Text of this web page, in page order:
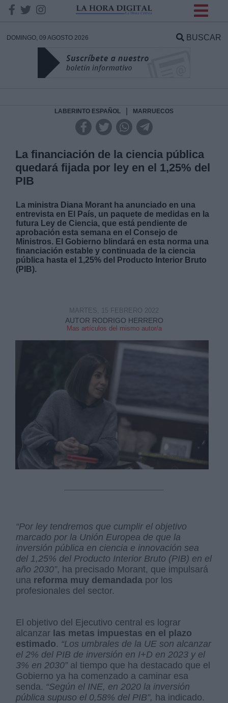
DOMINGO, 09 AGOSTO 2026 BUSCAR
LABERINTO ESPAÑOL MARRUECOS
La financiación de la ciencia pública
quedará fijada por ley en el 1,25% del
PIB
La ministra Diana Morant ha anunciado en una
entrevista en El País, un paquete de medidas en la
futura Ley de Ciencia, que está pendiente de
aprobación esta semana en el Consejo de
Ministros. El Gobierno blindará en esta norma una
financiación estable y continuada de la ciencia
pública hasta el 1,25% del Producto Interior Bruto
(PIB).
AUTOR RODRIGO HERRERO
Mas artículos del mismo autor/a
MARTES, 15 FEBRERO 2022
“Por ley tendremos que cumplir el objetivo
marcado por la Unión Europea de que la
inversión pública en ciencia e innovación sea
del 1,25% del Producto Interior Bruto (PIB) en el
año 2030”, ha precisado Morant, que impulsará
una reforma muy demandada por los
profesionales del sector.
El objetivo del Ejecutivo central es lograr
alcanzar las metas impuestas en el plazo
estimado. “Los umbrales de la UE son alcanzar
el 2% del PIB de inversión en I+D en 2023 y el
3% en 2030”al tiempo que ha destacado que el
Gobierno ya ha comenzado a caminar esa
senda. “Según el INE, en 2020 la inversión
pública supuso el 0,58% del PIB”, ha indicado.
DATOS
Responsable:
Legitimación:
Destinatarios:
link